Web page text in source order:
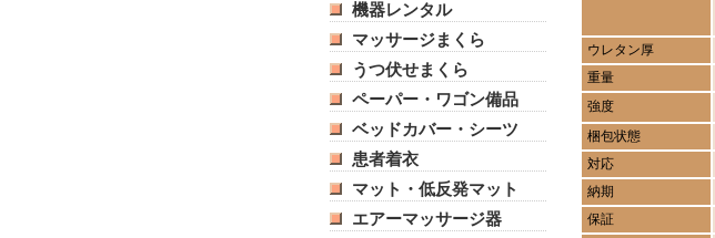
機器レンタル
マッサージまくら
うつ伏せまくら
ペーパー・ワゴン備品
ベッドカバー・シーツ
患者着衣
マット・低反発マット
エアーマッサージ器
ウレタン厚
重量
強度
梱包状態
対応
納期
保証